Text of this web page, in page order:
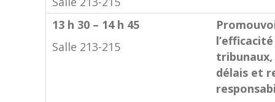
13 h 30 – 14 h 45
Salle 213-215
délais et